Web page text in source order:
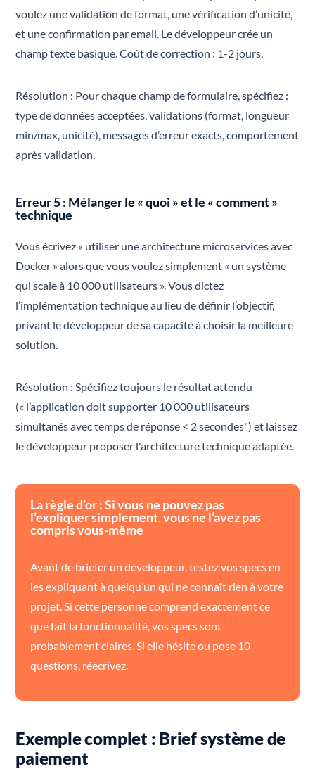
voulez une validation de format, une vérification d’unicité,
et une confirmation par email. Le développeur crée un
champ texte basique. Coût de correction : 1-2 jours.
Résolution : Pour chaque champ de formulaire, spécifiez :
type de données acceptées, validations (format, longueur
min/max, unicité), messages d’erreur exacts, comportement
après validation.
Erreur 5 : Mélanger le « quoi » et le « comment »
technique
Vous écrivez « utiliser une architecture microservices avec
Docker » alors que vous voulez simplement « un système
qui scale à 10 000 utilisateurs ». Vous dictez
l’implémentation technique au lieu de définir l’objectif,
privant le développeur de sa capacité à choisir la meilleure
solution.
Résolution : Spécifiez toujours le résultat attendu
(« l’application doit supporter 10 000 utilisateurs
simultanés avec temps de réponse < 2 secondes") et laissez
le développeur proposer l'architecture technique adaptée.
La règle d’or : Si vous ne pouvez pas
l’expliquer simplement, vous ne l’avez pas
compris vous-même
Avant de briefer un développeur, testez vos specs en
les expliquant à quelqu’un qui ne connaît rien à votre
projet. Si cette personne comprend exactement ce
que fait la fonctionnalité, vos specs sont
probablement claires. Si elle hésite ou pose 10
questions, réécrivez.
Exemple complet : Brief système de
paiement